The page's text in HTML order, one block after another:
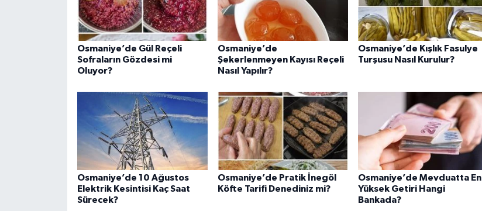
Osmaniye’de Gül Reçeli
Sofraların Gözdesi mi
Oluyor?
Osmaniye’de
Şekerlenmeyen Kayısı Reçeli
Nasıl Yapılır?
Osmaniye’de Kışlık Fasulye
Turşusu Nasıl Kurulur?
Osmaniye’de 10 Ağustos
Elektrik Kesintisi Kaç Saat
Sürecek?
Osmaniye’de Pratik İnegöl
Köfte Tarifi Denediniz mi?
Osmaniye’de Mevduatta En
Yüksek Getiri Hangi
Bankada?